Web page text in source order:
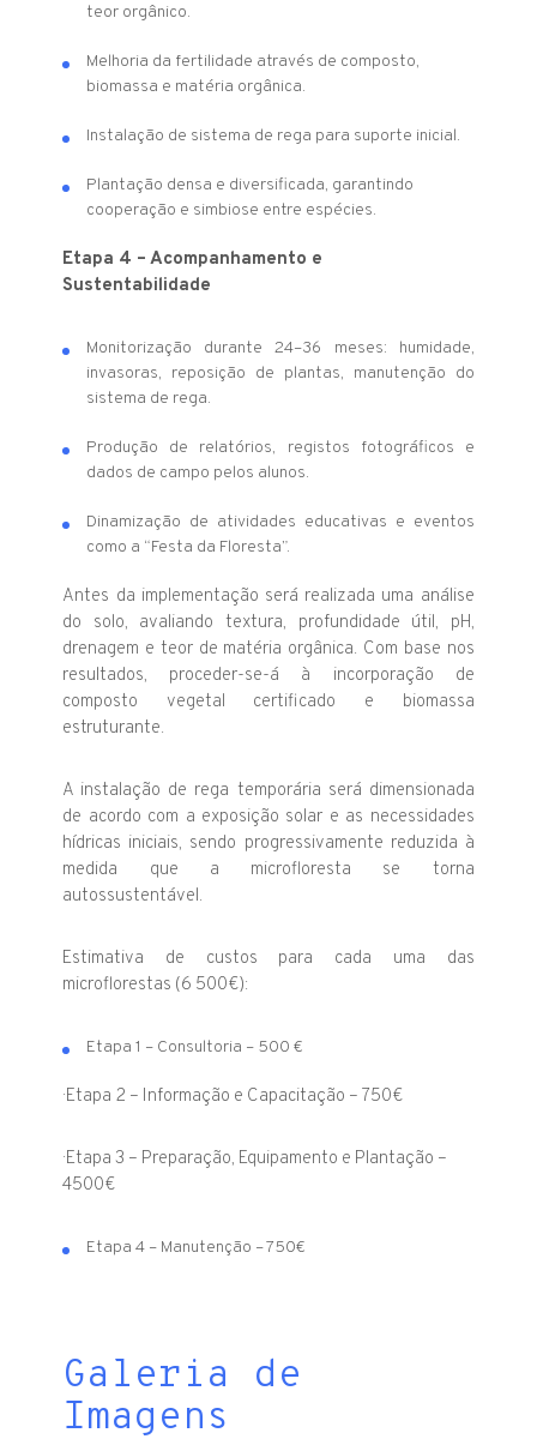
teor orgânico.
Melhoria da fertilidade através de composto,
biomassa e matéria orgânica.
Instalação de sistema de rega para suporte inicial.
Plantação densa e diversificada, garantindo
cooperação e simbiose entre espécies.
Etapa 4 – Acompanhamento e
Sustentabilidade
Monitorização durante 24–36 meses: humidade,
invasoras, reposição de plantas, manutenção do
sistema de rega.
Produção de relatórios, registos fotográficos e
dados de campo pelos alunos.
Dinamização de atividades educativas e eventos
como a “Festa da Floresta”.
Antes da implementação será realizada uma análise
do solo, avaliando textura, profundidade útil, pH,
drenagem e teor de matéria orgânica. Com base nos
resultados, proceder-se-á à incorporação de
composto vegetal certificado e biomassa
estruturante.
A instalação de rega temporária será dimensionada
de acordo com a exposição solar e as necessidades
hídricas iniciais, sendo progressivamente reduzida à
medida que a microfloresta se torna
autossustentável.
Estimativa de custos para cada uma das
microflorestas (6 500€):
Etapa 1 – Consultoria – 500 €
· Etapa 2 – Informação e Capacitação – 750€
· Etapa 3 – Preparação, Equipamento e Plantação –
4500€
Etapa 4 – Manutenção – 750€
Galeria de
Imagens